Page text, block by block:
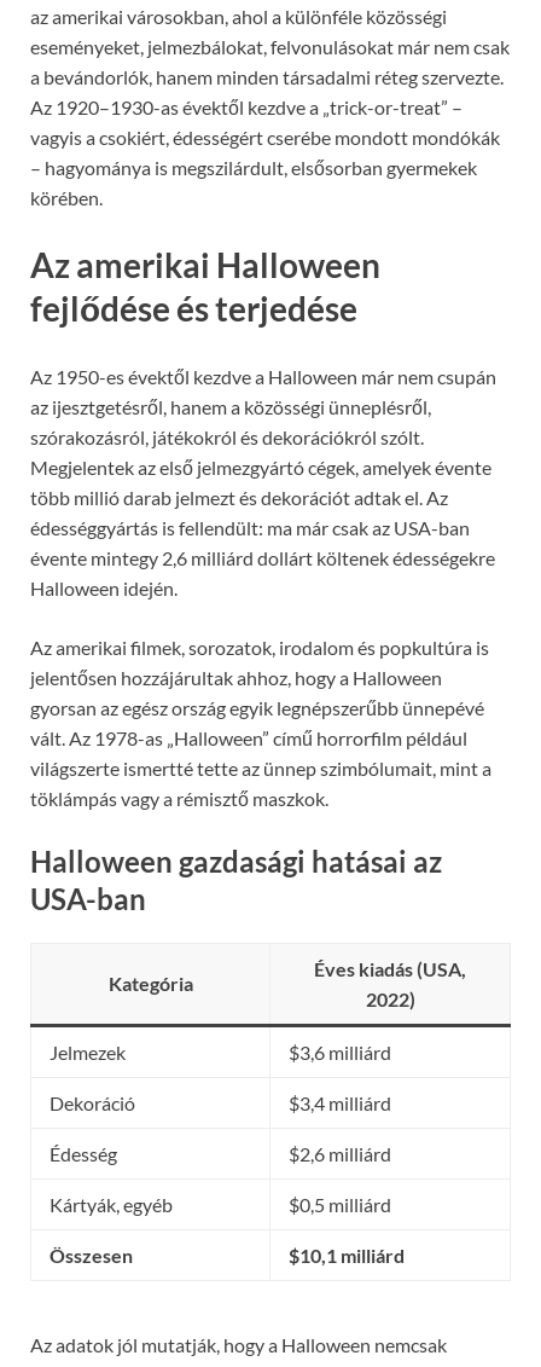
az amerikai városokban, ahol a különféle közösségi
eseményeket, jelmezbálokat, felvonulásokat már nem csak
a bevándorlók, hanem minden társadalmi réteg szervezte.
Az 1920–1930-as évektől kezdve a „trick-or-treat” –
vagyis a csokiért, édességért cserébe mondott mondókák
– hagyománya is megszilárdult, elsősorban gyermekek
körében.
Az amerikai Halloween
fejlődése és terjedése
Az 1950-es évektől kezdve a Halloween már nem csupán
az ijesztgetésről, hanem a közösségi ünneplésről,
szórakozásról, játékokról és dekorációkról szólt.
Megjelentek az első jelmezgyártó cégek, amelyek évente
több millió darab jelmezt és dekorációt adtak el. Az
édességgyártás is fellendült: ma már csak az USA-ban
évente mintegy 2,6 milliárd dollárt költenek édességekre
Halloween idején.
Az amerikai filmek, sorozatok, irodalom és popkultúra is
jelentősen hozzájárultak ahhoz, hogy a Halloween
gyorsan az egész ország egyik legnépszerűbb ünnepévé
vált. Az 1978-as „Halloween” című horrorfilm például
világszerte ismertté tette az ünnep szimbólumait, mint a
töklámpás vagy a rémisztő maszkok.
Halloween gazdasági hatásai az
USA-ban
Kategória
Éves kiadás (USA,
2022)
Jelmezek $3,6 milliárd
Dekoráció $3,4 milliárd
Édesség $2,6 milliárd
Kártyák, egyéb $0,5 milliárd
Összesen $10,1 milliárd
Az adatok jól mutatják, hogy a Halloween nemcsak